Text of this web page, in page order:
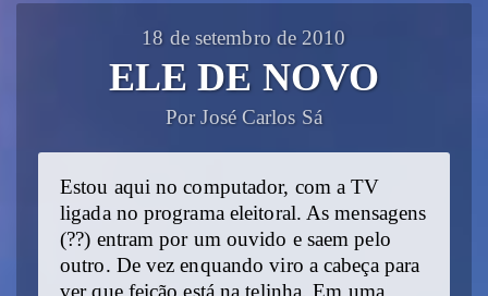
18 de setembro de 2010
ELE DE NOVO
Por José Carlos Sá
Estou aqui no computador, com a TV
ligada no programa eleitoral. As mensagens
(??) entram por um ouvido e saem pelo
outro. De vez enquando viro a cabeça para
ver que feição está na telinha. Em uma